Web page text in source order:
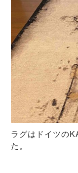
ラグはドイツの
た。